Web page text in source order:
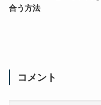
合う方法
コメント